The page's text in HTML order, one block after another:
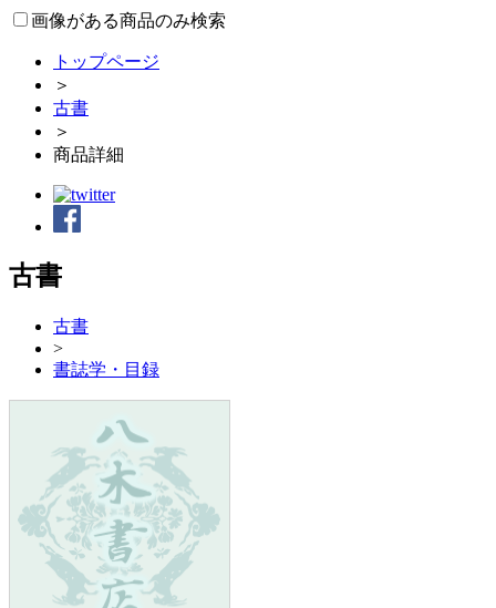
画像がある商品のみ検索
トップページ
＞
古書
＞
商品詳細
古書
古書
>
書誌学・目録